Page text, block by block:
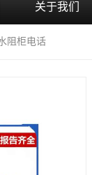
关于我们
阻柜电话